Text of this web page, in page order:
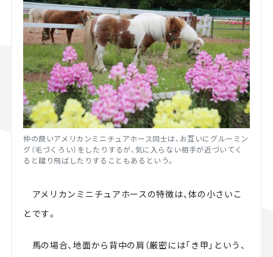
仲の良いアメリカンミニチュアホース同士は、お互いにグルーミン
グ（毛づくろい）をしたりするが、気に入らない相手が近づいてく
ると蹴り飛ばしたりすることもあるという。
アメリカンミニチュアホースの特徴は、体の小さいこ
とです。
馬の場合、地面から背中の肩（厳密には「き甲」という、